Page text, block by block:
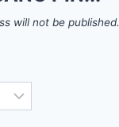
will not be published.